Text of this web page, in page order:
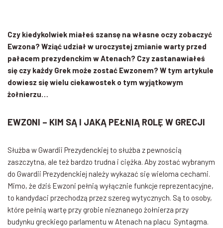
Czy kiedykolwiek miałeś szansę na własne oczy zobaczyć
Ewzona? Wziąć udział w uroczystej zmianie warty przed
pałacem prezydenckim w Atenach? Czy zastanawiałeś
się czy każdy Grek może zostać Ewzonem? W tym artykule
dowiesz się wielu ciekawostek o tym wyjątkowym
żołnierzu…
EWZONI – KIM SĄ I JAKĄ PEŁNIĄ ROLĘ W GRECJI
Służba w Gwardii Prezydenckiej to służba z pewnością
zaszczytna, ale też bardzo trudna i ciężka. Aby zostać wybranym
do Gwardii Prezydenckiej należy wykazać się wieloma cechami.
Mimo, że dziś Ewzoni pełnią wyłącznie funkcje reprezentacyjne,
to kandydaci przechodzą przez szereg wytycznych. Są to osoby,
które pełnią wartę przy grobie nieznanego żołnierza przy
budynku greckiego parlamentu w Atenach na placu Syntagma.